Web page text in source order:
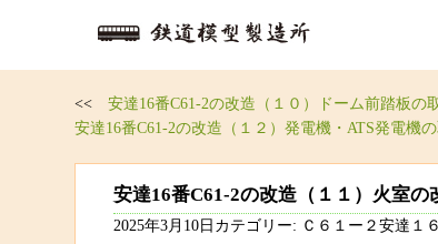
<<安達16番C61-2の改造（１０）ドーム前踏板の
安達16番C61-2の改造（１２）発電機・ATS発電機
安達16番C61-2の改造（１１）火室の
2025年3月10日カテゴリー: Ｃ６１ー２安達１